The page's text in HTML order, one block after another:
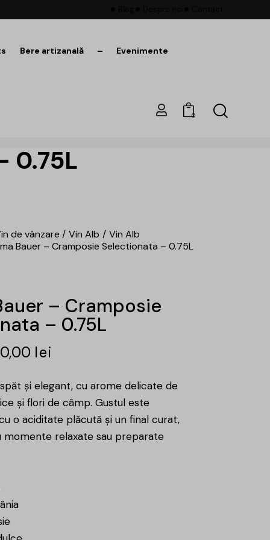
Bere artizanală – Evenimente
0
0.75L
de vânzare Vin Alb
Vin Alb
Bauer – Cramposie Selectionata – 0.75L
– Cramposie
– 0.75L
lei
și elegant, cu arome delicate de
și flori de câmp. Gustul este
o aciditate plăcută și un final curat,
relaxate sau preparate